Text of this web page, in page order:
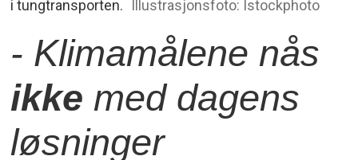
i tungtransporten.
Illustrasjonsfoto: Istockphoto
- Klimamålene nås
ikke med dagens
løsninger